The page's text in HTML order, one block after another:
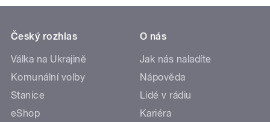
Český rozhlas
Válka na Ukrajině
Komunální volby
Stanice
eShop
O nás
Jak nás naladíte
Nápověda
Lidé v rádiu
Kariéra